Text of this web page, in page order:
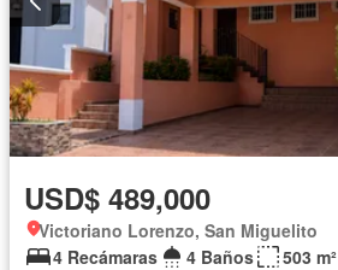
USD$ 489,000
Victoriano Lorenzo, San Miguelito
4 Recámaras
4 Baños
503 m²